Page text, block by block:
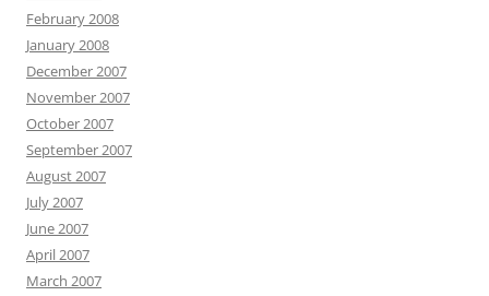
February 2008
January 2008
December 2007
November 2007
October 2007
September 2007
August 2007
July 2007
June 2007
April 2007
March 2007